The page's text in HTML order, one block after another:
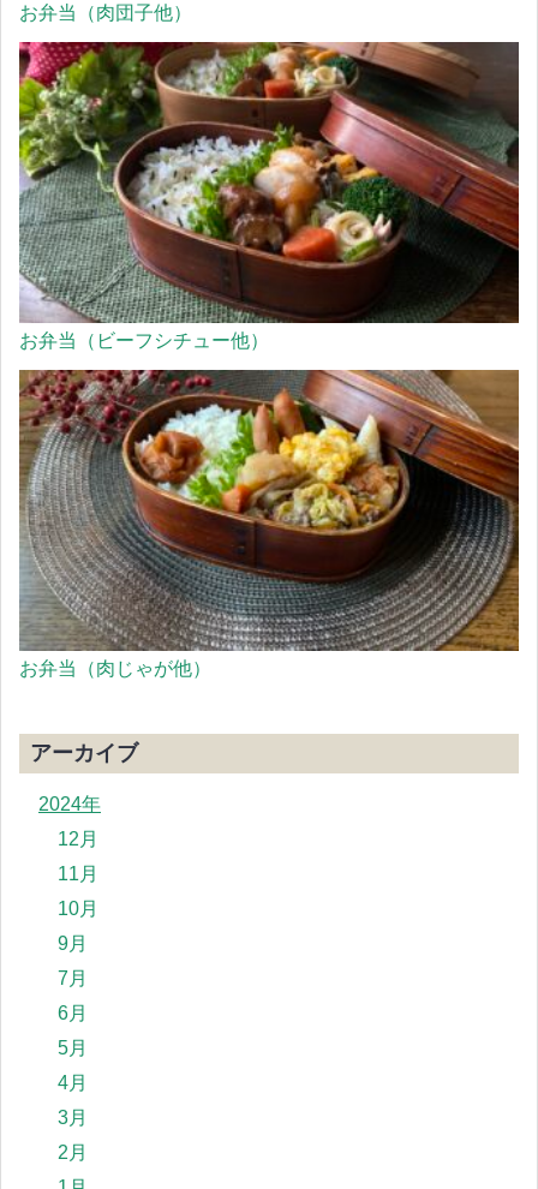
お弁当（肉団子他）
お弁当（ビーフシチュー他）
お弁当（肉じゃが他）
アーカイブ
2024年
12月
11月
10月
9月
7月
6月
5月
4月
3月
2月